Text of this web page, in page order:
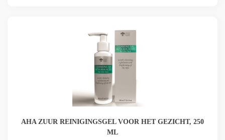
AHA ZUUR REINIGINGSGEL VOOR HET GEZICHT, 250
ML